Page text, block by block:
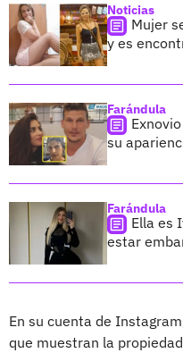
Noticias
Mujer
y es
Farándula
su
Farándula
Ella es
estar
En su cuenta de
que muestran la